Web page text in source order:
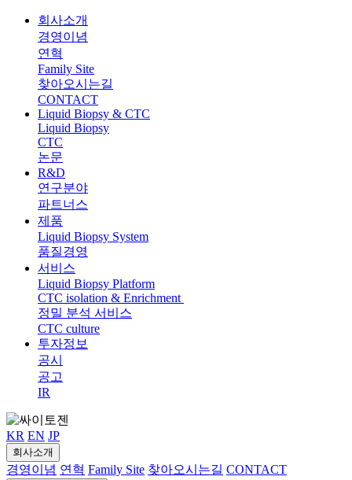
회사소개
경영이념
연혁
Family Site
찾아오시는길
CONTACT
Liquid Biopsy & CTC
Liquid Biopsy
CTC
논문
R&D
연구분야
파트너스
제품
Liquid Biopsy System
품질경영
서비스
Liquid Biopsy Platform
CTC isolation & Enrichment
정밀 분석 서비스
CTC culture
투자정보
공시
공고
IR
KR EN JP
회사소개
경영이념 연혁 Family Site 찾아오시는길 CONTACT